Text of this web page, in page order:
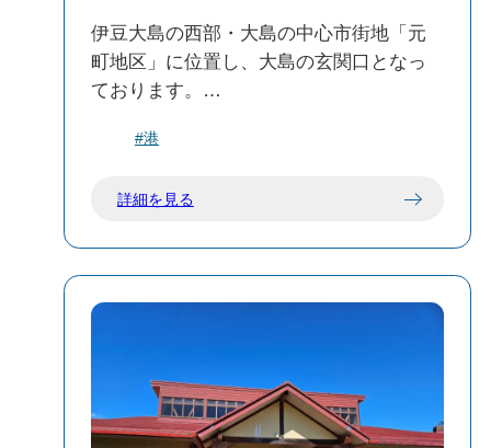
伊豆大島の西部・大島の中心市街地「元
町地区」に位置し、大島の玄関口となっ
ております。
乗船券窓口・お土産店 / 2階は海のパン屋
船の出発・到着はこの“元町港”と“岡田
ください⚠
#港
詳細を見る